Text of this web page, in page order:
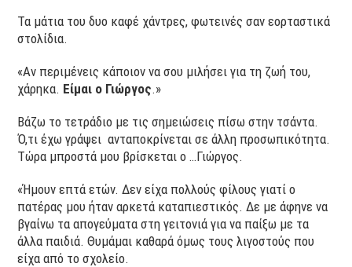
Τα μάτια του δυο καφέ χάντρες, φωτεινές σαν εορταστικά
στολίδια.
«Αν περιμένεις κάποιον να σου μιλήσει για τη ζωή του,
χάρηκα. Είμαι ο Γιώργος.»
Βάζω το τετράδιο με τις σημειώσεις πίσω στην τσάντα.
Ό,τι έχω γράψει ανταποκρίνεται σε άλλη προσωπικότητα.
Τώρα μπροστά μου βρίσκεται ο …Γιώργος.
«Ήμουν επτά ετών. Δεν είχα πολλούς φίλους γιατί ο
πατέρας μου ήταν αρκετά καταπιεστικός. Δε με άφηνε να
βγαίνω τα απογεύματα στη γειτονιά για να παίξω με τα
άλλα παιδιά. Θυμάμαι καθαρά όμως τους λιγοστούς που
είχα από το σχολείο.